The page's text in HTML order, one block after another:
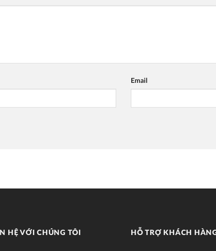
Email
HỆ VỚI CHÚNG TÔI HỖ TRỢ KHÁCH